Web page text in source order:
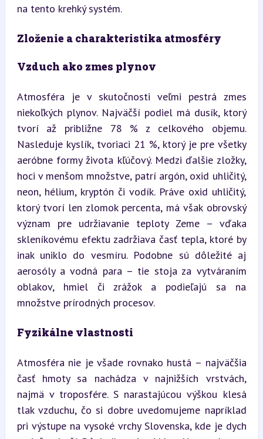
na tento krehký systém.
Zloženie a charakteristika atmosféry
Vzduch ako zmes plynov
Atmosféra je v skutočnosti veľmi pestrá zmes
niekoľkých plynov. Najväčší podiel má dusík, ktorý
tvorí až približne 78 % z celkového objemu.
Nasleduje kyslík, tvoriaci 21 %, ktorý je pre všetky
aeróbne formy života kľúčový. Medzi ďalšie zložky,
hoci v menšom množstve, patrí argón, oxid uhličitý,
neon, hélium, kryptón či vodík. Práve oxid uhličitý,
ktorý tvorí len zlomok percenta, má však obrovský
význam pre udržiavanie teploty Zeme – vďaka
skleníkovému efektu zadržiava časť tepla, ktoré by
inak uniklo do vesmíru. Podobne sú dôležité aj
aerosóly a vodná para – tie stoja za vytváraním
oblakov, hmiel či zrážok a podieľajú sa na
množstve prírodných procesov.
Fyzikálne vlastnosti
Atmosféra nie je všade rovnako hustá – najväčšia
časť hmoty sa nachádza v najnižších vrstvách,
najmä v troposfére. S narastajúcou výškou klesá
tlak vzduchu, čo si dobre uvedomujeme napríklad
pri výstupe na vysoké vrchy Slovenska, kde je dych